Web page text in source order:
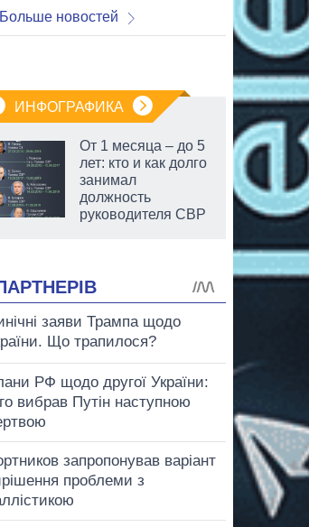
Больше новостей
ИНФОГРАФИКА
От 1 месяца – до 5
лет: кто и как долго
занимал
должность
руководителя СВР